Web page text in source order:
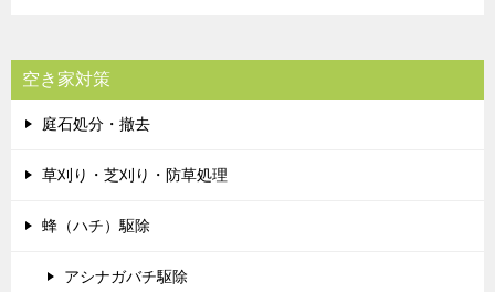
空き家対策
庭石処分・撤去
草刈り・芝刈り・防草処理
蜂（ハチ）駆除
アシナガバチ駆除